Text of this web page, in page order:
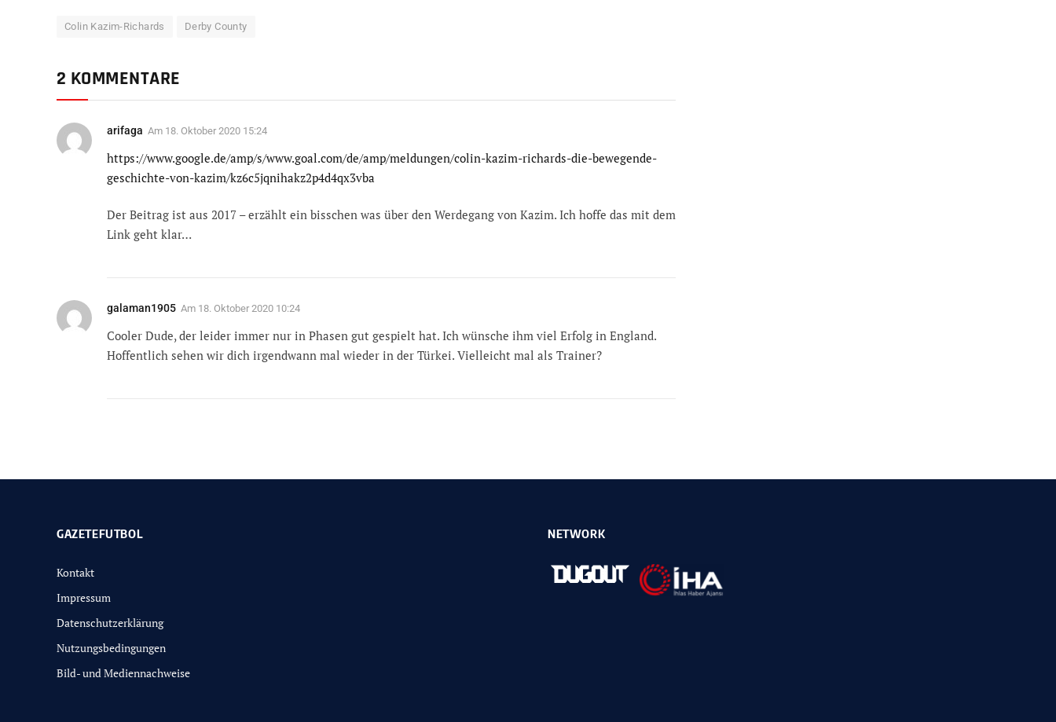
Colin Kazim-Richards Derby County
2 KOMMENTARE
arifaga Am 18. Oktober 2020 15:24
https://www.google.de/amp/s/www.goal.com/de/amp/meldungen/colin-kazim-richards-die-bewegende-
geschichte-von-kazim/kz6c5jqnihakz2p4d4qx3vba
Der Beitrag ist aus 2017 – erzählt ein bisschen was über den Werdegang von Kazim. Ich hoffe das mit dem
Link geht klar…
galaman1905 Am 18. Oktober 2020 10:24
Cooler Dude, der leider immer nur in Phasen gut gespielt hat. Ich wünsche ihm viel Erfolg in England.
Hoffentlich sehen wir dich irgendwann mal wieder in der Türkei. Vielleicht mal als Trainer?
GAZETEFUTBOL
Kontakt
Impressum
Datenschutzerklärung
Nutzungsbedingungen
Bild- und Mediennachweise
NETWORK